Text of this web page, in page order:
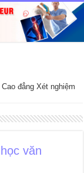
Cao đẳng Xét nghiệm
văn